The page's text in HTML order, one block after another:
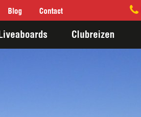
Blog Contact
Liveaboards Clubreizen